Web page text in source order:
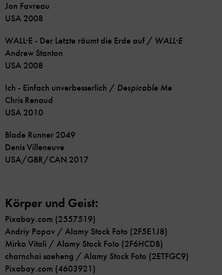
Jon Favreau
USA 2008
WALL·E - Der Letzte räumt die Erde auf / WALL·E
Andrew Stanton
USA 2008
Ich - Einfach unverbesserlich / Despicable Me
Chris Renaud
USA 2010
Blade Runner 2049
Denis Villeneuve
USA/GBR/CAN 2017
Körper und Geist:
Pixabay.com (2557519)
Andriy Popov / Alamy Stock Foto (2F5E1J8)
Mirko Vitali / Alamy Stock Foto (2F6HCDB)
charnchai saeheng / Alamy Stock Foto (2ETFGC9)
Pixabay.com (4603921)